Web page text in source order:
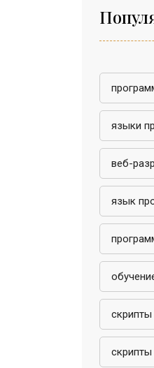
языки
веб-
язык
скрипты